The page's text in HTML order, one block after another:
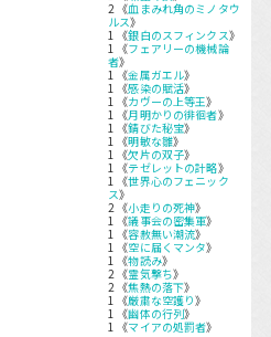
2 《血まみれ角のミノタウ
ルス》
1 《銀白のスフィンクス》
1 《フェアリーの機械論
者》
1 《金属ガエル》
1 《感染の賦活》
1 《カヴーの上等王》
1 《月明かりの徘徊者》
1 《錆びた秘宝》
1 《明敏な雛》
1 《欠片の双子》
1 《テゼレットの計略》
1 《世界心のフェニック
ス》
2 《小走りの死神》
1 《議事会の密集軍》
1 《容赦無い潮流》
1 《空に届くマンタ》
1 《物読み》
2 《霊気撃ち》
2 《焦熱の落下》
1 《厳粛な空護り》
1 《幽体の行列》
1 《マイアの処罰者》